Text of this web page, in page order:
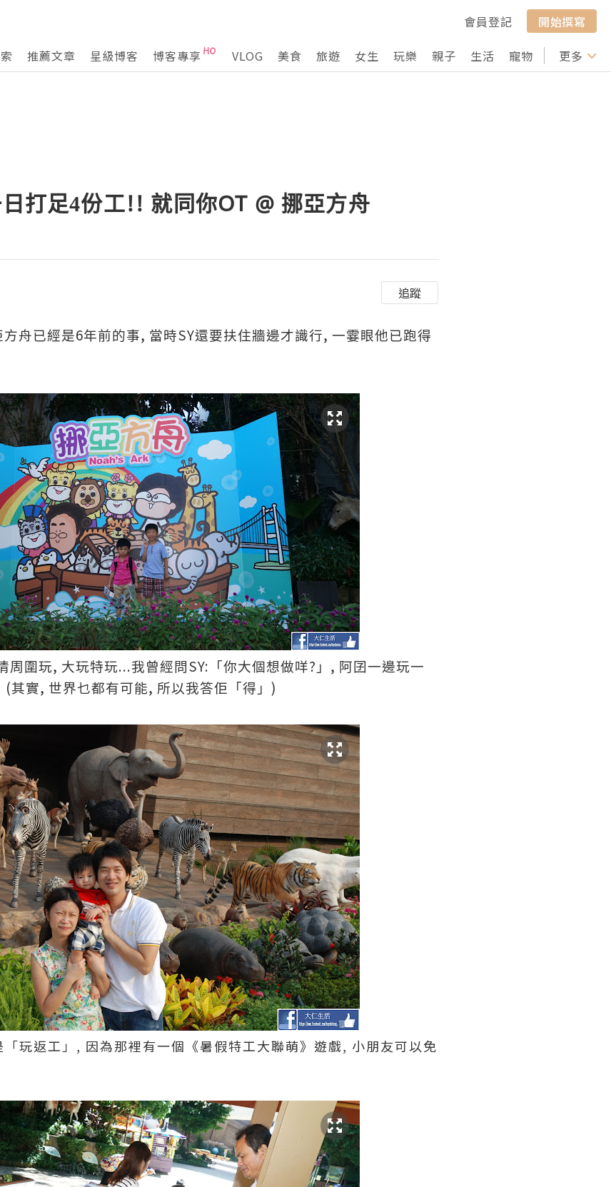
會員登記
開始撰寫
推薦文章 星級博客 博客專享 VLOG 美食 旅遊 女生 玩樂 親子 生活 寵物 行山 打卡
更多
日打足4份工!! 就同你OT @ 挪亞方舟
追蹤
舟已經是6年前的事, 當時SY還要扶住牆邊才識行, 一霎眼他已跑得
周圍玩, 大玩特玩...我曾經問 SY: 「你大個想做咩? 」 , 阿囝一邊玩一
(其實, 世界乜都有可能, 所以我答佢「得」 )
玩返工」, 因為那裡有一個《暑假特工大聯萌》遊戲, 小朋友可以免